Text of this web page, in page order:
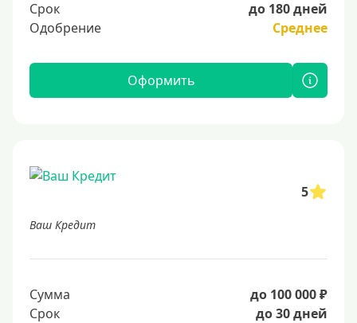
Срок
до 180 дней
Одобрение
Среднее
Оформить
5
Ваш Кредит
Сумма
до 100 000 ₽
Срок
до 30 дней